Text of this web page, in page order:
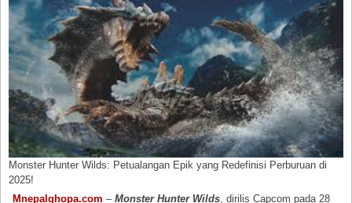
Monster Hunter Wilds: Petualangan Epik yang Redefinisi Perburuan di
2025!
Mnepalghopa.com –Monster Hunter Wilds, dirilis Capcom pada 28